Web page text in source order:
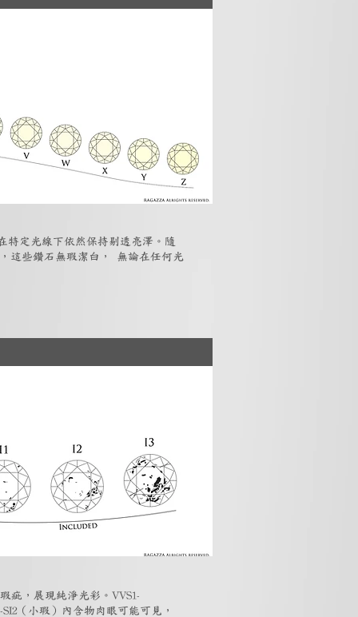
特定光線下依然保持剔透亮澤。隨
這些鑽石無瑕潔白， 無論在任何光
疵，展現純淨光彩。VVS1-
（小瑕）內含物肉眼可能可見，